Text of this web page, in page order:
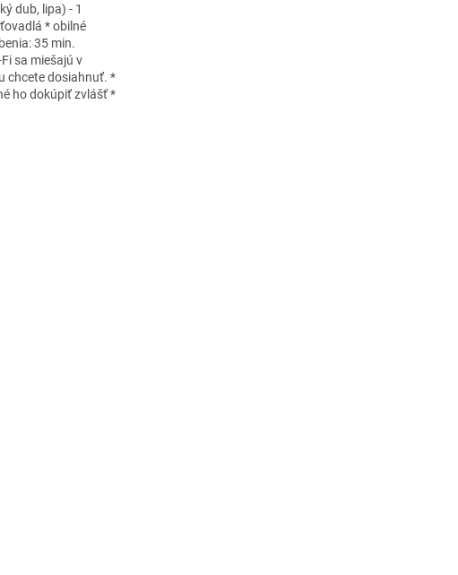
dub, lipa) - 1
* obilné
35 min.
sa miešajú v
chcete dosiahnuť. *
ho dokúpiť zvlášť *